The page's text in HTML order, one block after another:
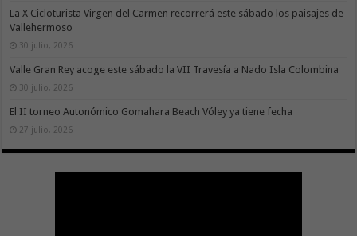
La X Cicloturista Virgen del Carmen recorrerá este sábado los paisajes de
Vallehermoso
30 julio, 2026
Valle Gran Rey acoge este sábado la VII Travesía a Nado Isla Colombina
30 julio, 2026
El II torneo Autonómico Gomahara Beach Vóley ya tiene fecha
27 julio, 2026